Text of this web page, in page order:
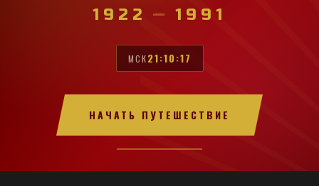
1922 — 1991
МСК21:10:18
НАЧАТЬ ПУТЕШЕСТВИЕ